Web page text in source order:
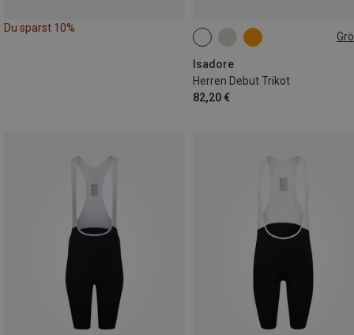
Du sparst 10%
Isadore
Herren Debut Trikot
82,20 €
M XL